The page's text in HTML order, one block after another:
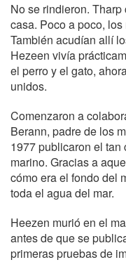
No se rindieron.
casa. Poco a poco,
También acudían allí
Hezeen vivía
el perro y el gato,
unidos.
Comenzaron a
Berann, padre de los
1977 publicaron el
marino. Gracias a
cómo era el fondo del
toda el agua del mar.
Heezen murió en el
antes de que se
primeras pruebas de